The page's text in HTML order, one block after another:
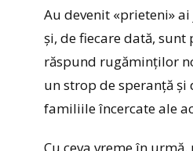
Au devenit «prieteni»
și, de fiecare dată,
răspund rugăminților
un strop de speranță și
familiile încercate ale
Cu ceva vreme în